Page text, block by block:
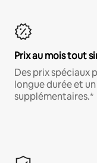
Prix au mois tout
Des prix spéciaux
longue durée et
supplémentaires.*